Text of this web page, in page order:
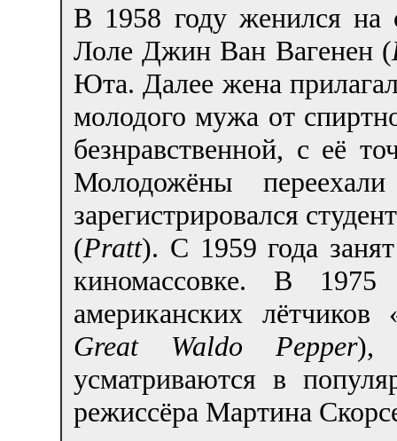
В 1958 году женился на
Лоле Джин Ван Вагенен (
Юта. Далее жена
молодого мужа от
безнравственной, с её
Молодожёны
зарегистрировался
(Pratt). С 1959 года
киномассовке. В
американских
Great Waldo Pepper),
усматриваются в
режиссёра Мартина